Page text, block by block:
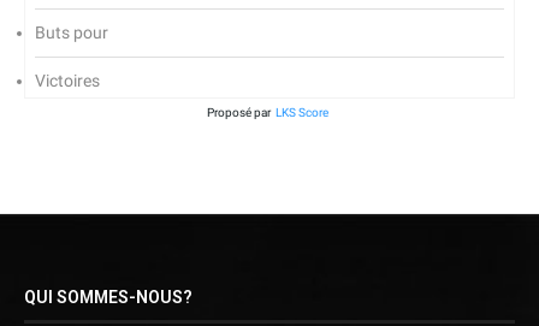
Buts pour
Victoires
Proposé par LKS Score
QUI SOMMES-NOUS?